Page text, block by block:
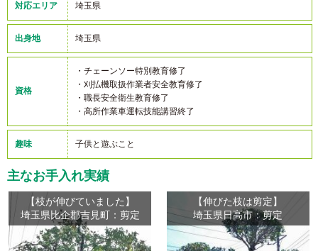
対応エリア 埼玉県
出身地 埼玉県
資格
・チェーンソー特別教育修了
・刈払機取扱作業者安全教育修了
・職長安全衛生教育修了
・高所作業車運転技能講習終了
趣味 子供と遊ぶこと
主なお手入れ実績
【枝が伸びていました】
埼玉県比企郡吉見町：剪定
【伸びた枝は剪定】
埼玉県日高市：剪定